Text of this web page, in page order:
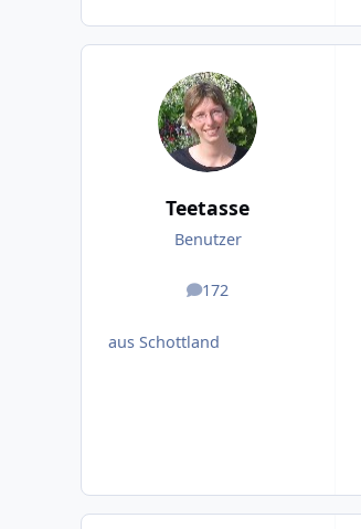
Teetasse
Benutzer
172
Beiträge
aus Schottland